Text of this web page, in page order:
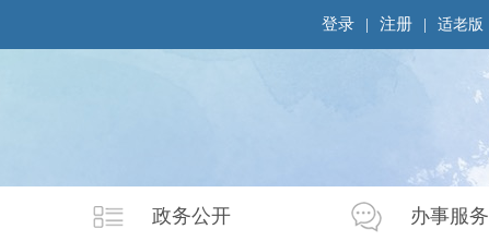
适老版
登录 | 注册 |
政务公开 办事服务